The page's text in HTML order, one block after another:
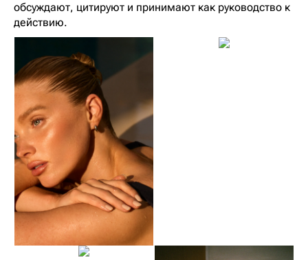
обсуждают, цитируют и принимают как руководство к
действию.